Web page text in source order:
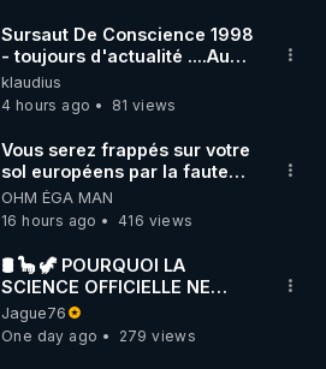
Sursaut De Conscience 1998
- toujours d'actualité ....Au
Dela Du Réel
klaudius
4 hours ago
81 views
Vous serez frappés sur votre
sol européens par la faute
des dirigeants qui s'en
mettent dans le nez
OHM ÉGA MAN
16 hours ago
416 views
🛢 🦕 🦖 POURQUOI LA
SCIENCE OFFICIELLE NE
CONNAÎT-ELLE PAS LA VRAIE
ORIGINE DU PÉTROLE ?
Jague76
One day ago
279 views